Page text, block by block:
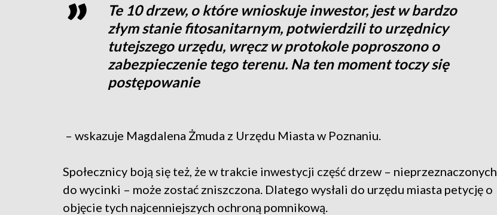
Te 10 drzew, o które wnioskuje inwestor, jest w bardzo
złym stanie fitosanitarnym, potwierdzili to urzędnicy
tutejszego urzędu, wręcz w protokole poproszono o
zabezpieczenie tego terenu. Na ten moment toczy się
postępowanie
– wskazuje Magdalena Żmuda z Urzędu Miasta w Poznaniu.
Społecznicy boją się też, że w trakcie inwestycji część drzew – nieprzeznaczonych
do wycinki – może zostać zniszczona. Dlatego wysłali do urzędu miasta petycję o
objęcie tych najcenniejszych ochroną pomnikową.